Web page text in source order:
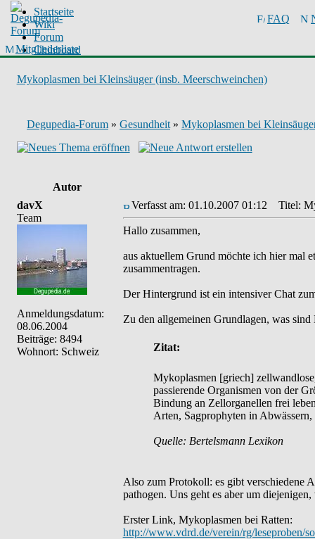
FAQ
Mitgliederliste
Startseite
Wiki
Forum
Chinboard
Mykoplasmen bei Kleinsäuger (insb. Meerschweinchen)
Degupedia-Forum » Gesundheit » Mykoplasmen bei
Autor
davX
Team
Anmeldungsdatum:
08.06.2004
Beiträge: 8494
Wohnort: Schweiz
Verfasst am: 01.10.2007 01:12 Titel:
Hallo zusammen,
aus aktuellem Grund möchte ich hier mal
zusammentragen.
Der Hintergrund ist ein intensiver Chat
Zu den allgemeinen Grundlagen, was
Zitat:
Mykoplasmen [griech]
passierende Organismen von der
Bindung an Zellorganellen frei
Arten, Sagprophyten in
Quelle: Bertelsmann Lexikon
Also zum Protokoll: es gibt verschiedene
pathogen. Uns geht es aber um
Erster Link, Mykoplasmen bei Ratten:
http://www.vdrd.de/verein/rg/leseproben/